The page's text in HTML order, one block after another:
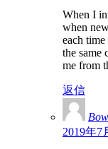
When I
when
each
the same
me from
返信
2019年7